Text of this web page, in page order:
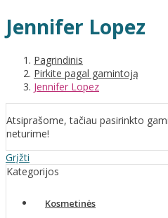
Jennifer Lopez
Pagrindinis
Pirkite pagal gamintoją
Jennifer Lopez
Atsiprašome, tačiau pasirinkto
neturime!
Grįžti
Kategorijos
Kosmetinės